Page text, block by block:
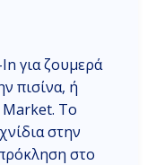
για ζουμερά
πισίνα, ή
Market. Το
στην
στο